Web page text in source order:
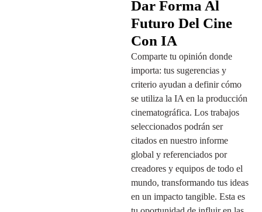
Dar Forma Al
Futuro Del Cine
Con IA
Comparte tu opinión donde
importa: tus sugerencias y
criterio ayudan a definir cómo
se utiliza la IA en la producción
cinematográfica. Los trabajos
seleccionados podrán ser
citados en nuestro informe
global y referenciados por
creadores y equipos de todo el
mundo, transformando tus ideas
en un impacto tangible. Esta es